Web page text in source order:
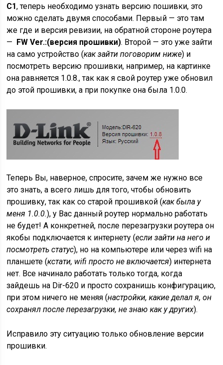
C1, теперь необходимо узнать версию пошивки, это
можно сделать двумя способами. Первый — это там
же где и версия ревизии, на обратной стороне роутера
—
FW Ver.:(версия прошивки). Второй — это уже зайти
на само устройство (как зайти поговорим ниже) и
посмотреть версию прошивки, например, на картинке
она равняется 1.0.8., так как я свой роутер уже обновил
до этой прошивки, а при покупке она была 1.0.0.
Теперь Вы, наверное, спросите, зачем же нужно все
это знать, а всего лишь для того, чтобы обновить
прошивку, так как со старой прошивкой (как была у
меня 1.0.0.), у Вас данный роутер нормально работать
не будет! А конкретней, после перезагрузки роутера он
якобы подключается к интернету (если зайти на него и
посмотреть статус), но на компьютере или через wifi на
планшете (кстати, wifi просто не включается) интернета
нет. Все начинало работать только тогда, когда
зайдешь на Dir-620 и просто сохранишь конфигурацию,
при этом ничего не меняя (настройки, какие делал я, он
сохранял после перезагрузки, не знаю как у других).
Исправило эту ситуацию только обновление версии
прошивки.